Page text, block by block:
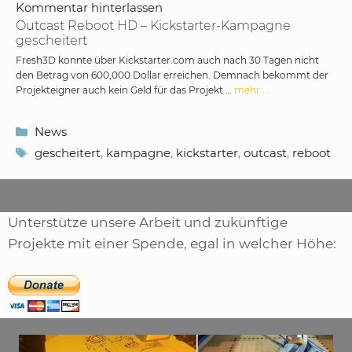
Outcast Reboot HD – Kickstarter-Kampagne
gescheitert
Kommentar hinterlassen
Fresh3D konnte über Kickstarter.com auch nach 30 Tagen nicht
den Betrag von 600,000 Dollar erreichen. Demnach bekommt der
Projekteigner auch kein Geld für das Projekt … mehr …
Kategorien
News
Schlagwörter
gescheitert, kampagne, kickstarter, outcast, reboot
Unterstütze unsere Arbeit und zukünftige
Projekte mit einer Spende, egal in welcher Höhe: